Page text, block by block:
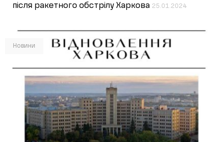
після ракетного обстрілу Харкова 25.01.2024
Новини